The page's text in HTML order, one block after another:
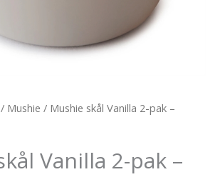
/ Mushie / Mushie skål Vanilla 2-pak –
Vanilla 2-pak –